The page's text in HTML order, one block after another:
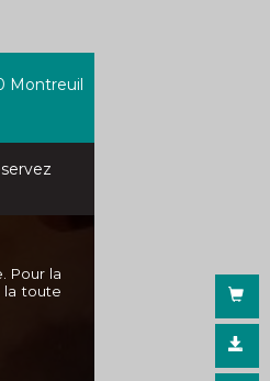
Montreuil
Pour la
la toute